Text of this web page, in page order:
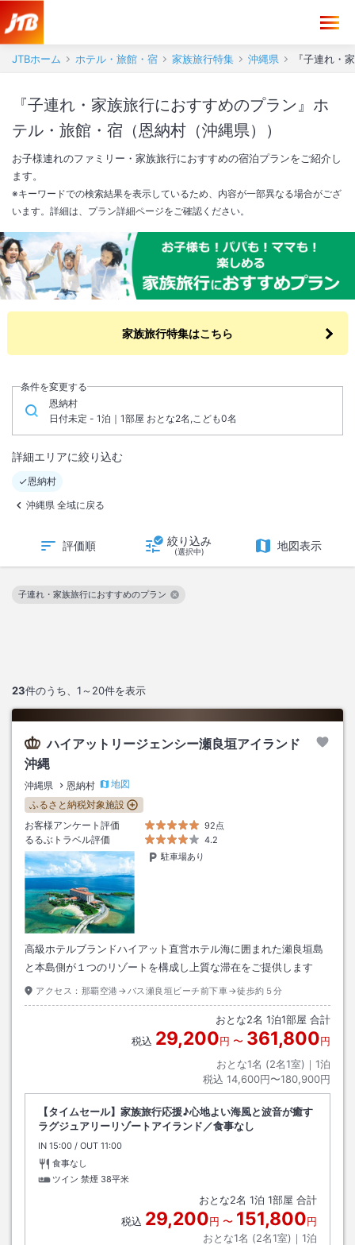
JTBホーム ホテル・旅館・宿 家族旅行特集 沖縄県 『子連れ・
『子連れ・家族旅行におすすめのプラン』ホ
テル・旅館・宿（恩納村（沖縄県））
お子様連れのファミリー・家族旅行におすすめの宿泊プランをご紹介し
ます。
※キーワードでの検索結果を表示しているため、内容が一部異なる場合がござ
います。詳細は、プラン詳細ページをご確認ください。
家族旅行特集はこちら
条件を変更する
恩納村
日付未定 - 1泊｜1部屋 おとな2名,こども0名
詳細エリアに絞り込む
恩納村
沖縄県 全域に戻る
評価順 絞り込み
(選択中) 地図表示
23件のうち、 1～20件を表示
子連れ・家族旅行におすすめのプラン
この絞り込み条件を解除
ハイアットリージェンシー瀬良垣アイランド
沖縄
沖縄県 恩納村
地図
ふるさと納税対象施設
お客様アンケート評価
92点
るるぶトラベル評価
4.2
駐車場あり
高級ホテルブランドハイアット直営ホテル海に囲まれた瀬良垣島
と本島側が１つのリゾートを構成し上質な滞在をご提供します
アクセス： 那覇空港→バス瀬良垣ビーチ前下車→徒歩約５分
おとな2名 1泊1部屋 合計
税込 29,200円 〜 361,800円
おとな1名 (2名1室)｜ 1泊
税込 14,600円〜180,900円
【タイムセール】家族旅行応援♪心地よい海風と波音が癒す
ラグジュアリーリゾートアイランド／食事なし
IN チェックイン
15:00 / OUT チェックアウト
11:00
食事なし
ツイン 禁煙 38平米
おとな2名 1泊 1部屋 合計
税込 29,200円 〜 151,800円
おとな1名 (2名1室)｜ 1泊